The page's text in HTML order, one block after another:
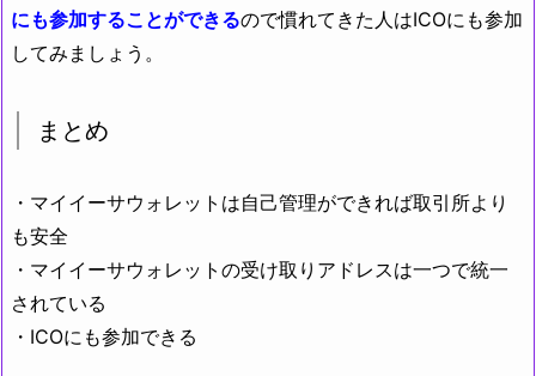
にも参加することができるので慣れてきた人はICOにも参加
してみましょう。
まとめ
・マイイーサウォレットは自己管理ができれば取引所より
も安全
・マイイーサウォレットの受け取りアドレスは一つで統一
されている
・ICOにも参加できる